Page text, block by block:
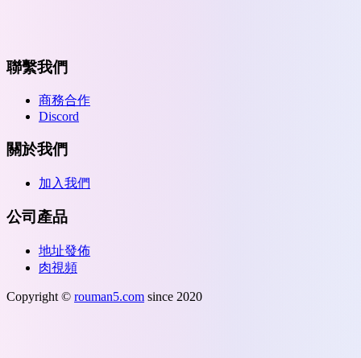
聯繫我們
商務合作
Discord
關於我們
加入我們
公司產品
地址發佈
肉視頻
Copyright © rouman5.com since 2020